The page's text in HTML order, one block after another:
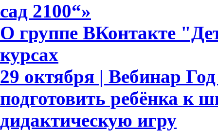
сад 2100“»
О группе ВКонтакте
курсах
29 октября | Вебинар
подготовить ребёнка к
дидактическую игру